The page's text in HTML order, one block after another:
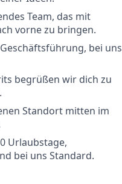
Team, das mit
vorne zu bringen.
bei uns
begrüßen wir dich zu
Standort mitten im
Urlaubstage,
bei uns Standard.